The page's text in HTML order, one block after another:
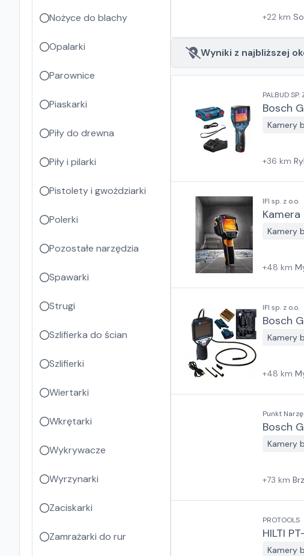
+22 km
Wyniki z najbliższej
PALBUD SP.
Bosch
Kamery
+36 km
IFI sp. z o.o.
Kamery
+48 km
IFI sp. z o.o.
Bosch
Kamery
+48 km
Punkt
Bosch
Kamery
+73 km
PROTOOLS
HILTI
Kamery
Nożyce do blachy
Opalarki
Parownice
Piaskarki
Piły do drewna
Piły i pilarki
Pistolety i gwożdziarki
Polerki
Pozostałe narzędzia
Spawarki
Strugi
Szlifierka do ścian
Szlifierki
Wiertarki
Wkrętarki
Wykrywacze
Wyrzynarki
Zaciskarki
Zamrażarki do rur